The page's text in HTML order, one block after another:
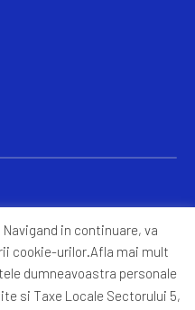
in continuare, va
cookie-urilor.Afla mai mult
dumneavoastra personale
si Taxe Locale Sectorului 5,